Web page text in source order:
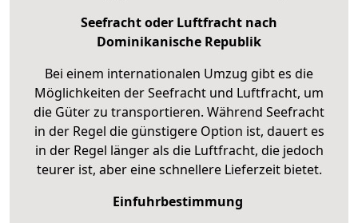
Seefracht oder Luftfracht nach
Dominikanische Republik
Bei einem internationalen Umzug gibt es die
Möglichkeiten der Seefracht und Luftfracht, um
die Güter zu transportieren. Während Seefracht
in der Regel die günstigere Option ist, dauert es
in der Regel länger als die Luftfracht, die jedoch
teurer ist, aber eine schnellere Lieferzeit bietet.
Einfuhrbestimmung